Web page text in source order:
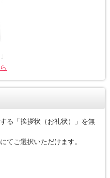
る「挨拶状（お礼状）」を無
てご選択いただけます。